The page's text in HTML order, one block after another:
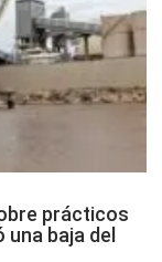
prácticos
baja del